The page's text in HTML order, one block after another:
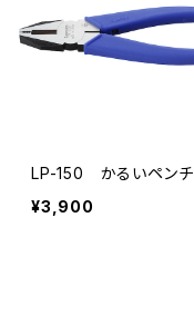
LP-150 かるいペンチ
¥3,900